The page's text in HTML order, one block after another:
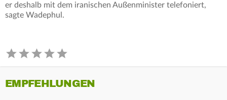
er deshalb mit dem iranischen Außenminister telefoniert,
sagte Wadephul.
EMPFEHLUNGEN